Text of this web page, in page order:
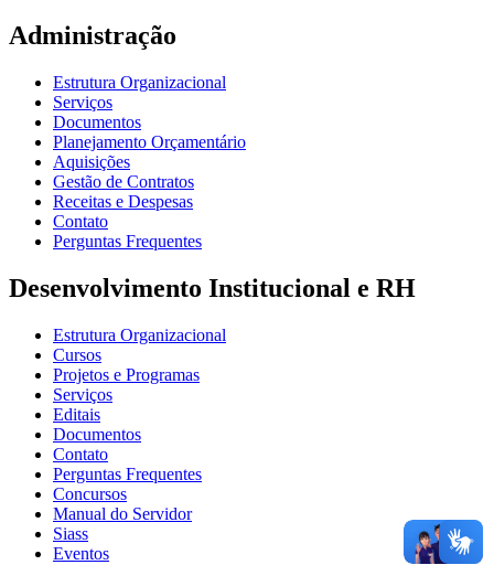
Administração
Estrutura Organizacional
Serviços
Documentos
Planejamento Orçamentário
Aquisições
Gestão de Contratos
Receitas e Despesas
Contato
Perguntas Frequentes
Desenvolvimento Institucional e RH
Estrutura Organizacional
Cursos
Projetos e Programas
Serviços
Editais
Documentos
Contato
Perguntas Frequentes
Concursos
Manual do Servidor
Siass
Eventos